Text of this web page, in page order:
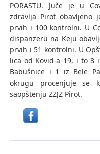
PORASTU. Juče je u
zdravlja Pirot obavljeno
prvih i 100 kontrolni. U
dispanzeru na Keju
prvih i 51 kontrolni. U
lica od Kovid-a 19, i to 8
Babušnice i 1 iz Bele
okrugu procenjuje se
saopštenju ZZJZ Pirot.